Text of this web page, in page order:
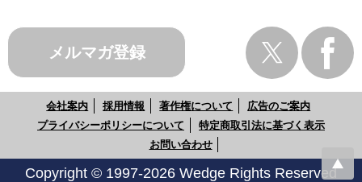
メルマガ登録
会社案内 採用情報 著作権について
広告のご案内
プライバシーポリシーについて
特定商取引法に基づく表示
お問い合わせ
Copyright © 1997-2026 Wedge Rights Reserved